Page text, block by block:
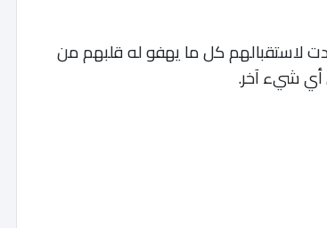
لاستقبالهم كل ما يهفو له قلبهم من
أي شيء آخر.